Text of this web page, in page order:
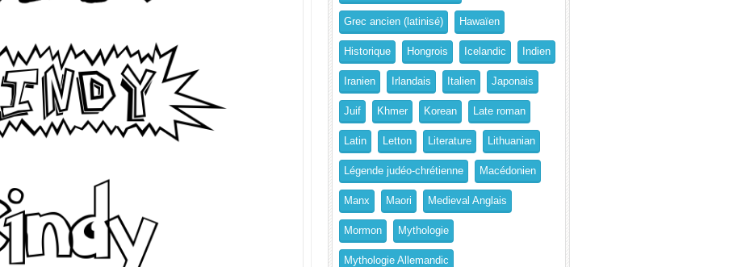
Grec ancien (latinisé) Hawaïen
Historique Hongrois Icelandic Indien
Iranien Irlandais Italien Japonais
Juif Khmer Korean Late roman
Latin Letton Literature Lithuanian
Légende judéo-chrétienne Macédonien
Manx Maori Medieval Anglais
Mormon Mythologie
Mythologie Allemandic